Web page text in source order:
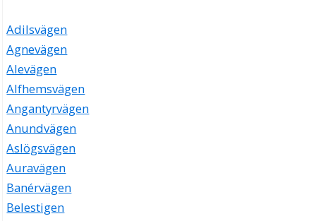
Adilsvägen
Agnevägen
Alevägen
Alfhemsvägen
Angantyrvägen
Anundvägen
Aslögsvägen
Auravägen
Banérvägen
Belestigen